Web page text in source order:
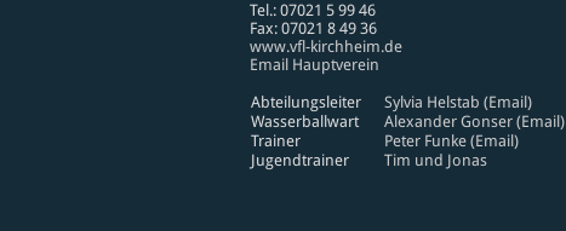
Tel.: 07021 5 99 46
Fax: 07021 8 49 36
www​.vfl​-kirch​heim​.de
Email Hauptverein
Abteilungsleiter
Sylvia Helstab (Email)
Wasserballwart
Alexander Gonser (Email)
Trainer
Peter Funke (Email)
Jugendtrainer
Tim und Jonas